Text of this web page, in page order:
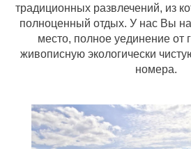
традиционных развлечений, из
полноценный отдых. У нас Вы
место, полное уединение от
живописную экологически
номера.